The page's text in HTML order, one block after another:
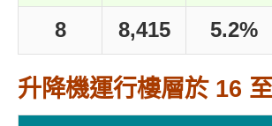
8 8,415 5.2%
升降機運行樓層於 16